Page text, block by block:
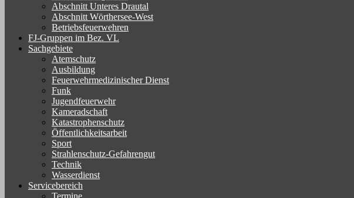
Abschnitt Unteres Drautal
Abschnitt Wörthersee-West
Betriebsfeuerwehren
FJ-Gruppen im Bez. VL
Sachgebiete
Atemschutz
Ausbildung
Feuerwehrmedizinischer Dienst
Funk
Jugendfeuerwehr
Kameradschaft
Katastrophenschutz
Öffentlichkeitsarbeit
Sport
Strahlenschutz-Gefahrengut
Technik
Wasserdienst
Servicebereich
Termine